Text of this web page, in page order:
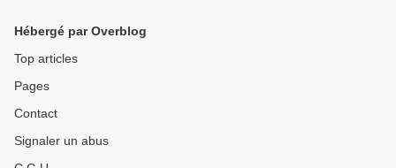
Hébergé par Overblog
Top articles
Pages
Contact
Signaler un abus